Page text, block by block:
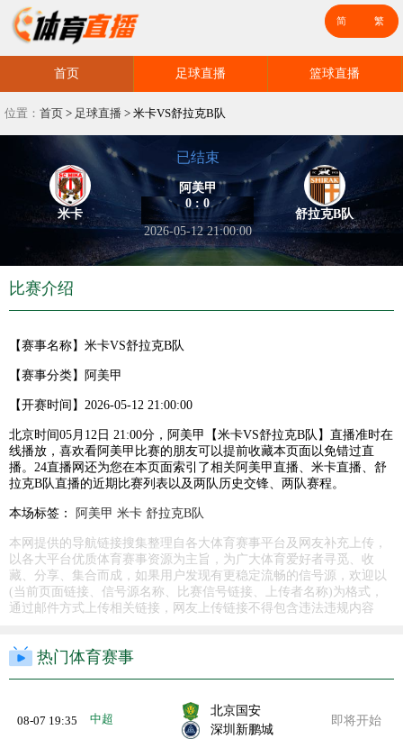
首页 足球直播 篮球直播
位置： 首页 > 足球直播 > 米卡VS舒拉克B队
米卡
已结束
阿美甲
0 : 0
2026-05-12 21:00:00
舒拉克B队
比赛介绍
【赛事名称】 米卡VS舒拉克B队
【赛事分类】 阿美甲
【开赛时间】 2026-05-12 21:00:00
北京时间05月12日 21:00分，阿美甲【米卡VS舒拉克B队】直播准时在
线播放，喜欢看阿美甲比赛的朋友可以提前收藏本页面以免错过直
播。24直播网还为您在本页面索引了相关阿美甲直播、米卡直播、舒
拉克B队直播的近期比赛列表以及两队历史交锋、两队赛程。
本场标签： 阿美甲 米卡 舒拉克B队
本网提供的导航链接搜集整理自各大体育赛事平台及网友补充上传，
以各大平台优质体育赛事资源为主旨，为广大体育爱好者寻觅、收
藏、分享、集合而成，如果用户发现有更稳定流畅的信号源，欢迎以
(当前页面链接、信号源名称、比赛信号链接、上传者名称)为格式，
通过邮件方式上传相关链接，网友上传链接不得包含违法违规内容
热门体育赛事
08-07 19:35 中超
北京国安
深圳新鹏城
即将开始